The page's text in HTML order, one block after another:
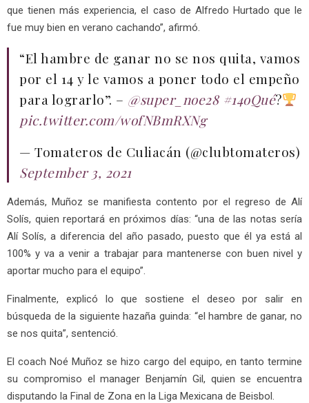
que tienen más experiencia, el caso de Alfredo Hurtado que le
fue muy bien en verano cachando”, afirmó.
“El hambre de ganar no se nos quita, vamos
por el 14 y le vamos a poner todo el empeño
para lograrlo”. – @super_noe28 #14oQué?
pic.twitter.com/wofNBmRXNg
— Tomateros de Culiacán (@clubtomateros)
September 3, 2021
Además, Muñoz se manifiesta contento por el regreso de Alí
Solís, quien reportará en próximos días: “una de las notas sería
Alí Solís, a diferencia del año pasado, puesto que él ya está al
100% y va a venir a trabajar para mantenerse con buen nivel y
aportar mucho para el equipo”.
Finalmente, explicó lo que sostiene el deseo por salir en
búsqueda de la siguiente hazaña guinda: “el hambre de ganar, no
se nos quita”, sentenció.
El coach Noé Muñoz se hizo cargo del equipo, en tanto termine
su compromiso el manager Benjamín Gil, quien se encuentra
disputando la Final de Zona en la Liga Mexicana de Beisbol.